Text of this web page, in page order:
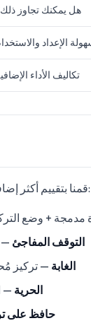
هل يمكنك تجاوز
الإعداد
تكاليف الأداء
قمنا بتقييم أكثر إضافات وضع التركيز شيوعًا:
مدمجة + وضع
التوقف المفاجئ —
الغابة — تركيز
الحرية —
حافظ على